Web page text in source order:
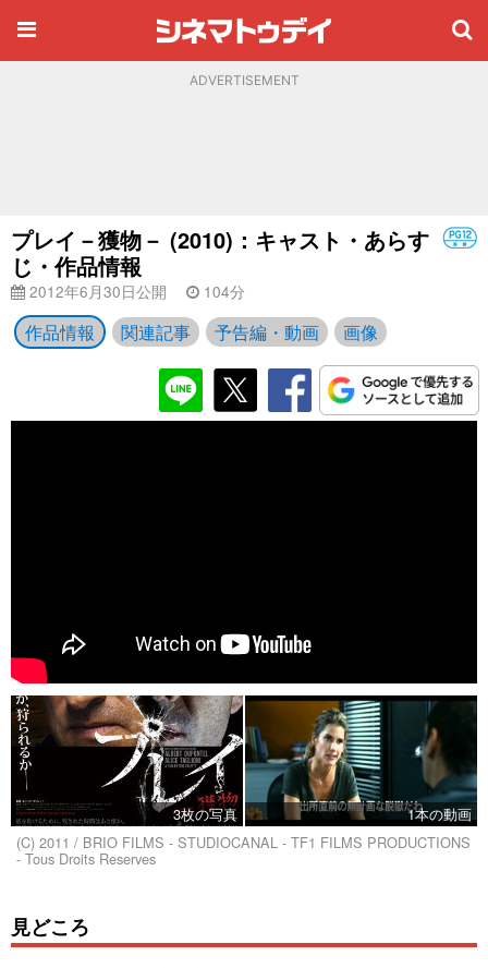
ADVERTISEMENT
プレイ－獲物－ (2010)：キャスト・あらす
じ・作品情報
2012年6月30日公開 104分
作品情報 関連記事 予告編・動画 画像
3枚の写真
1本の動画
(C) 2011 / BRIO FILMS - STUDIOCANAL - TF1 FILMS PRODUCTIONS
- Tous Droits Reserves
見どころ